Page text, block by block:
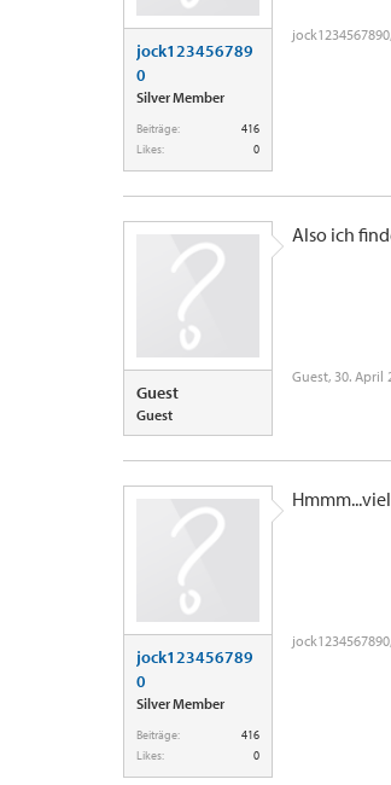
jock123456789
0
Silver Member
Beiträge:
416
Likes:
0
jock1234567890,
Guest
Guest
Also ich
Guest, 30. April
jock123456789
0
Silver Member
Beiträge:
416
Likes:
0
jock1234567890,